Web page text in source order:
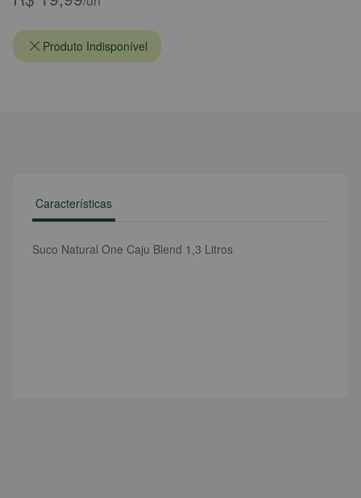
Produto Indisponível
Características
Suco Natural One Caju Blend 1,3 Litros